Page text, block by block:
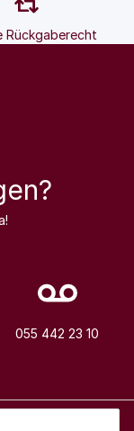
Rückgaberecht
055 442 23 10